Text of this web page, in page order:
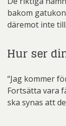
bakom
däremot inte till.
Hur ser
“Jag kommer
Fortsätta vara
ska synas att